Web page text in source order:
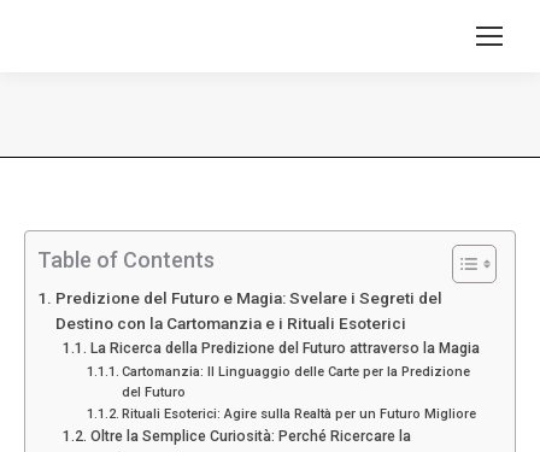
Table of Contents
Predizione del Futuro e Magia: Svelare i Segreti del
Destino con la Cartomanzia e i Rituali Esoterici
La Ricerca della Predizione del Futuro attraverso la Magia
Cartomanzia: Il Linguaggio delle Carte per la Predizione
del Futuro
Rituali Esoterici: Agire sulla Realtà per un Futuro Migliore
Oltre la Semplice Curiosità: Perché Ricercare la